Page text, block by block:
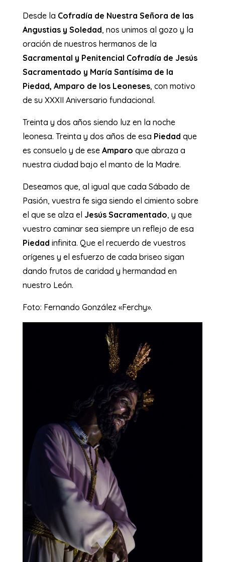
Desde la Cofradía de Nuestra Señora de las
Angustias y Soledad, nos unimos al gozo y la
oración de nuestros hermanos de la
Sacramental y Penitencial Cofradía de Jesús
Sacramentado y María Santísima de la
Piedad, Amparo de los Leoneses, con motivo
de su XXXII Aniversario fundacional.
Treinta y dos años siendo luz en la noche
leonesa. Treinta y dos años de esa Piedad que
es consuelo y de ese Amparo que abraza a
nuestra ciudad bajo el manto de la Madre.
Deseamos que, al igual que cada Sábado de
Pasión, vuestra fe siga siendo el cimiento sobre
el que se alza el Jesús Sacramentado, y que
vuestro caminar sea siempre un reflejo de esa
Piedad infinita. Que el recuerdo de vuestros
orígenes y el esfuerzo de cada briseo sigan
dando frutos de caridad y hermandad en
nuestro León.
Foto: Fernando González «Ferchy».